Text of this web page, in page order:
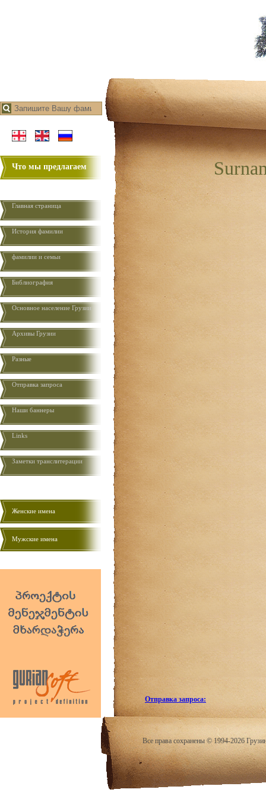
Что мы предлагаем
Главная страница
История фамилии
фамилии и семьи
Библиография
Основное население Грузии
Aрхивы Грузии
Разные
Отправка запроса
Наши баннеры
Links
Заметки транслитерации
Женские имена
Мужские имена
Отправка запроса:
Все права сохранены © 1994-2026